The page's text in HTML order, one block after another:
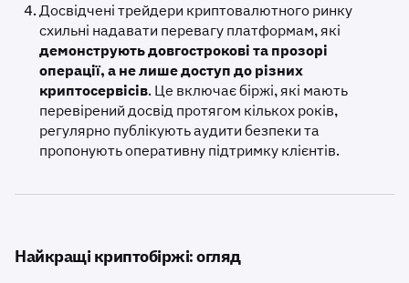
Досвідчені трейдери криптовалютного ринку
схильні надавати перевагу платформам, які
демонструють довгострокові та прозорі
операції, а не лише доступ до різних
криптосервісів. Це включає біржі, які мають
перевірений досвід протягом кількох років,
регулярно публікують аудити безпеки та
пропонують оперативну підтримку клієнтів.
Найкращі криптобіржі: огляд